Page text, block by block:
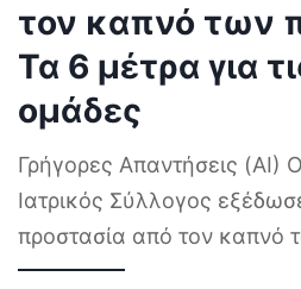
τον καπνό των
Τα 6 μέτρα για
ομάδες
Γρήγορες Απαντήσεις (AI)
Ιατρικός Σύλλογος
προστασία από τον καπνό